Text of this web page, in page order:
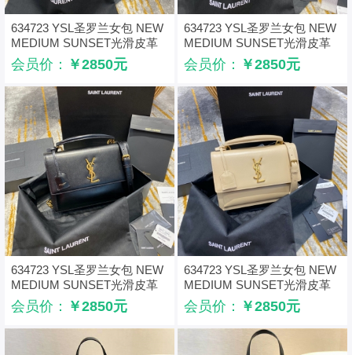
634723 YSL圣罗兰女包 NEW
MEDIUM SUNSET光滑皮革
肩背包 红色
会员价： ￥2850元
634723 YSL圣罗兰女包 NEW
MEDIUM SUNSET光滑皮革
肩背包 酒红色
会员价： ￥2850元
634723 YSL圣罗兰女包 NEW
MEDIUM SUNSET光滑皮革
肩背包 黑色
会员价： ￥2850元
634723 YSL圣罗兰女包 NEW
MEDIUM SUNSET光滑皮革
肩背包 杏色
会员价： ￥2850元